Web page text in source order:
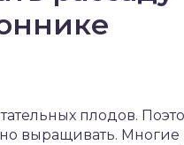
плодов.
выращивать. Многие